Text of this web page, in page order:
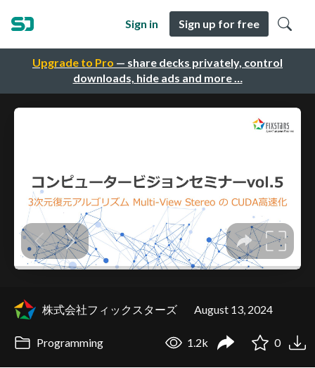
Upgrade to Pro — share decks privately, control
downloads, hide ads and more …
Sign in Sign up for free
株式会社フィックスターズ August 13, 2024
Programming 1.2k 0